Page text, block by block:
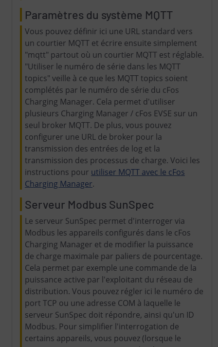
Paramètres du système MQTT
Vous pouvez définir ici une URL standard vers
un courtier MQTT et écrire ensuite simplement
"mqtt" partout où un courtier MQTT est réglable.
"Utiliser le numéro de série dans les MQTT
topics" veille à ce que les MQTT topics soient
complétés par le numéro de série du cFos
Charging Manager. Cela permet d'utiliser
plusieurs Charging Manager / cFos EVSE sur un
seul broker MQTT. De plus, vous pouvez
configurer une URL de broker pour la
transmission des entrées de log et la
transmission des processus de charge. Voici les
instructions pour utiliser MQTT avec le cFos
Charging Manager.
Serveur Modbus SunSpec
Le serveur SunSpec permet d'interroger via
Modbus les appareils configurés dans le cFos
Charging Manager et de modifier la puissance
de charge maximale par paliers de pourcentage.
Cela permet par exemple une commande de la
puissance active par l'exploitant du réseau de
distribution. Vous pouvez régler ici le numéro de
port TCP ou une adresse COM à laquelle le
serveur SunSpec doit répondre, ainsi qu'un ID
Modbus. Pour simplifier l'interrogation de
certains appareils, vous pouvez (lorsque le